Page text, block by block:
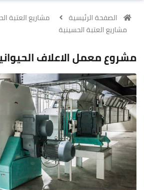
الصفحة الرئيسية
مشاريع العتبة
مشاريع العتبة الحسينية
مشروع معمل الاعلاف